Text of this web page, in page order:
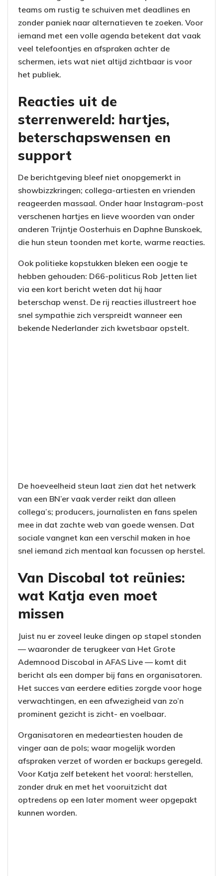
teams om rustig te schuiven met deadlines en
zonder paniek naar alternatieven te zoeken. Voor
iemand met een volle agenda betekent dat vaak
veel telefoontjes en afspraken achter de
schermen, iets wat niet altijd zichtbaar is voor
het publiek.
Reacties uit de
sterrenwereld: hartjes,
beterschapswensen en
support
De berichtgeving bleef niet onopgemerkt in
showbizzkringen; collega-artiesten en vrienden
reageerden massaal. Onder haar Instagram-post
verschenen hartjes en lieve woorden van onder
anderen Trijntje Oosterhuis en Daphne Bunskoek,
die hun steun toonden met korte, warme reacties.
Ook politieke kopstukken bleken een oogje te
hebben gehouden: D66-politicus Rob Jetten liet
via een kort bericht weten dat hij haar
beterschap wenst. De rij reacties illustreert hoe
snel sympathie zich verspreidt wanneer een
bekende Nederlander zich kwetsbaar opstelt.
De hoeveelheid steun laat zien dat het netwerk
van een BN’er vaak verder reikt dan alleen
collega’s; producers, journalisten en fans spelen
mee in dat zachte web van goede wensen. Dat
sociale vangnet kan een verschil maken in hoe
snel iemand zich mentaal kan focussen op herstel.
Van Discobal tot reünies:
wat Katja even moet
missen
Juist nu er zoveel leuke dingen op stapel stonden
— waaronder de terugkeer van Het Grote
Ademnood Discobal in AFAS Live — komt dit
bericht als een domper bij fans en organisatoren.
Het succes van eerdere edities zorgde voor hoge
verwachtingen, en een afwezigheid van zo’n
prominent gezicht is zicht- en voelbaar.
Organisatoren en medeartiesten houden de
vinger aan de pols; waar mogelijk worden
afspraken verzet of worden er backups geregeld.
Voor Katja zelf betekent het vooral: herstellen,
zonder druk en met het vooruitzicht dat
optredens op een later moment weer opgepakt
kunnen worden.